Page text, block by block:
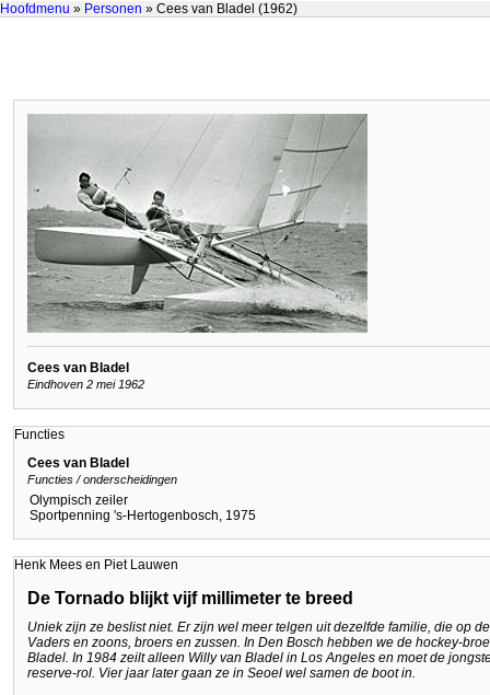
Hoofdmenu » Personen » Cees van Bladel (1962)
Cees van Bladel
Eindhoven 2 mei 1962
Functies
Cees van Bladel
Functies / onderscheidingen
Olympisch zeiler
Sportpenning 's-Hertogenbosch, 1975
Henk Mees en Piet Lauwen
De Tornado blijkt vijf millimeter te breed
Uniek zijn ze beslist niet. Er zijn wel meer telgen uit dezelfde familie, die op
Vaders en zoons, broers en zussen. In Den Bosch hebben we de hockey-
Bladel. In 1984 zeilt alleen Willy van Bladel in Los Angeles en moet de
reserve-rol. Vier jaar later gaan ze in Seoel wel samen de boot in.